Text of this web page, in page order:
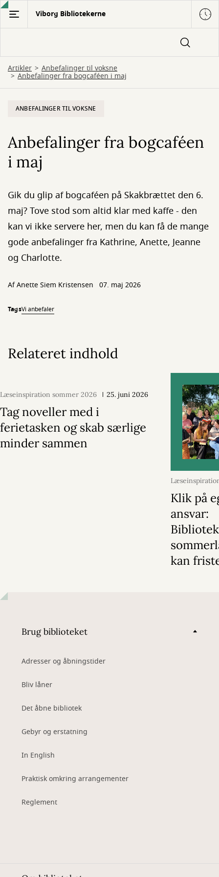
Gå
hovedindhold
Viborg Bibliotekerne
Artikler Anbefalinger til voksne
Anbefalinger fra bogcaféen i maj
ANBEFALINGER TIL VOKSNE
Anbefalinger fra bogcaféen
i maj
Gik du glip af bogcaféen på Skakbrættet den 6.
maj? Tove stod som altid klar med kaffe - den
kan vi ikke servere her, men du kan få de mange
gode anbefalinger fra Kathrine, Anette, Jeanne
og Charlotte.
AfAnette Siem Kristensen 07. maj 2026
TagsVi anbefaler
Relateret indhold
Læseinspiration sommer 2026 25. juni 2026
Tag noveller med i
ferietasken og skab særlige
minder sammen
24. juni
Klik på
ansvar:
kan
Brug biblioteket
Adresser og åbningstider
Bliv låner
Det åbne bibliotek
Gebyr og erstatning
In English
Praktisk omkring arrangementer
Reglement